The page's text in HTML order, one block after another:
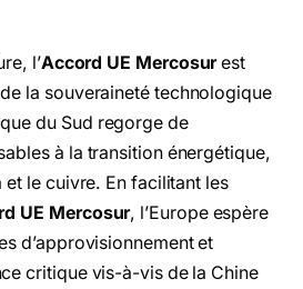
l’Accord UE Mercosurest
la souveraineté technologique
du Sud regorge de
à la transition énergétique,
et le cuivre. En facilitant les
UE Mercosur, l’Europe espère
d’approvisionnement et
critique vis-à-vis de la Chine